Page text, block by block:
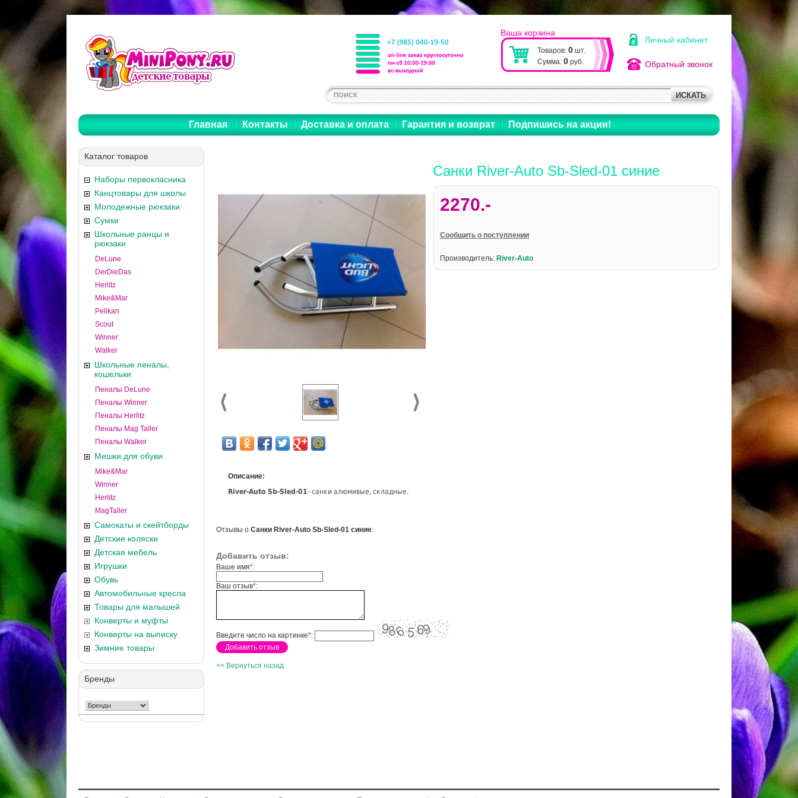
Личный кабинет
Обратный звонок
Ваша корзина
Товаров: 0 шт.
Сумма: 0 руб.
Главная Контакты Доставка и оплата Гарантия и возврат Подпишись на акции!
Каталог товаров
Наборы первокласника
Канцтовары для школы
Молодежные рюкзаки
Сумки
Школьные ранцы и
рюкзаки
DeLune
DerDieDas
Herlitz
Mike&Mar
Pelikan
Scout
Winner
Walker
Школьные пеналы,
кошельки
Пеналы DeLune
Пеналы Winner
Пеналы Herlitz
Пеналы Mag Taller
Пеналы Walker
Мешки для обуви
Mike&Mar
Winner
Herlitz
MagTaller
Самокаты и скейтборды
Детские коляски
Детская мебель
Игрушки
Обувь
Автомобильные кресла
Товары для малышей
Конверты и муфты
Конверты на выписку
Зимние товары
Бренды
Санки River-Auto Sb-Sled-01 синие
2270.-
Cообщить о поступлении
Производитель: River-Auto
Описание:
River-Auto Sb-Sled-01- санки алюмивые, складные.
Отзывы о Санки River-Auto Sb-Sled-01 синие:
Добавить отзыв:
Ваше имя*:
Ваш отзыв*:
Введите число на картинке*:
<< Вернуться назад